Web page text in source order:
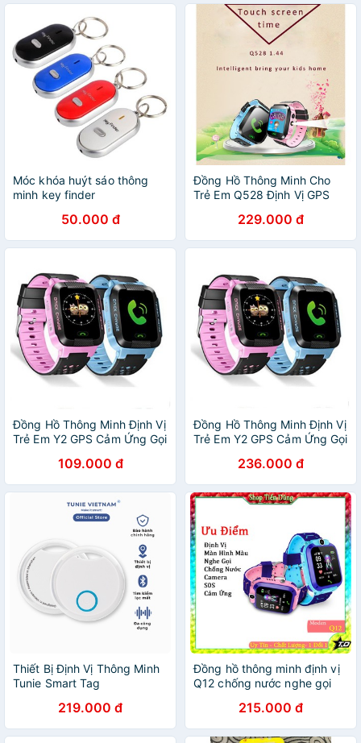
Móc khóa huýt sáo thông
minh key finder
50.000 đ
Đồng Hồ Thông Minh Cho
Trẻ Em Q528 Định Vị GPS
229.000 đ
Đồng Hồ Thông Minh Định Vị
Trẻ Em Y2 GPS Cảm Ứng Gọi
109.000 đ
Đồng Hồ Thông Minh Định Vị
Trẻ Em Y2 GPS Cảm Ứng Gọi
236.000 đ
Thiết Bị Định Vị Thông Minh
Tunie Smart Tag
219.000 đ
Đồng hồ thông minh định vị
Q12 chống nước nghe gọi
215.000 đ